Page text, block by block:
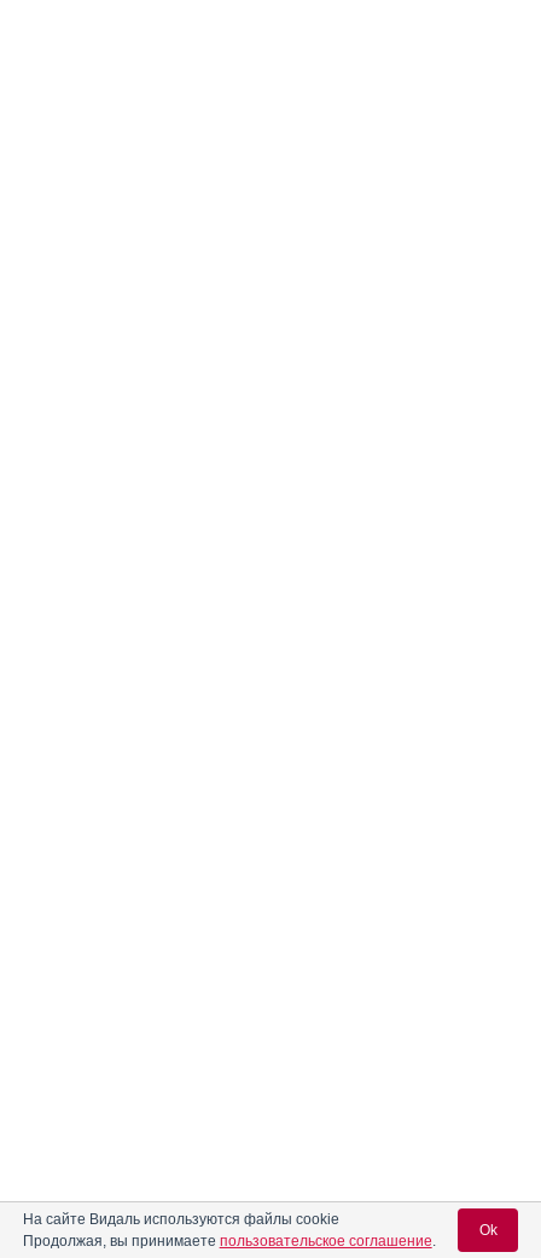
На сайте Видаль используются файлы cookie
Продолжая, вы принимаете пользовательское соглашение.
Ok